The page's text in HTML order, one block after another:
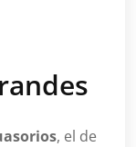
, el de